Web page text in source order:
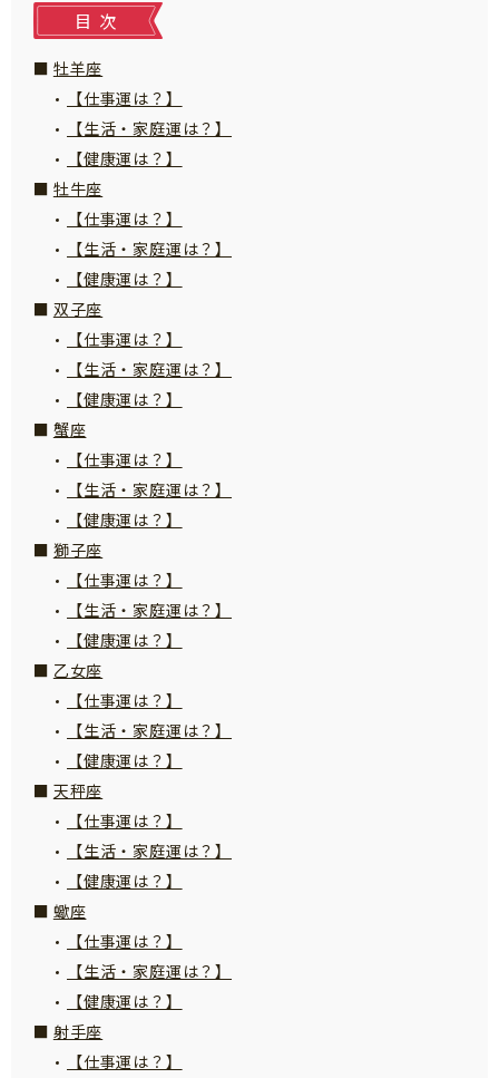
「こそだてまっぷ」とは
サイトのご利⽤にあたって
お問い合わせ
目次
牡羊座
【仕事運は？】
【生活・家庭運は？】
【健康運は？】
牡牛座
【仕事運は？】
【生活・家庭運は？】
【健康運は？】
双子座
【仕事運は？】
【生活・家庭運は？】
【健康運は？】
蟹座
【仕事運は？】
【生活・家庭運は？】
【健康運は？】
獅子座
【仕事運は？】
【生活・家庭運は？】
【健康運は？】
乙女座
【仕事運は？】
【生活・家庭運は？】
【健康運は？】
天秤座
【仕事運は？】
【生活・家庭運は？】
【健康運は？】
蠍座
【仕事運は？】
【生活・家庭運は？】
【健康運は？】
射手座
【仕事運は？】